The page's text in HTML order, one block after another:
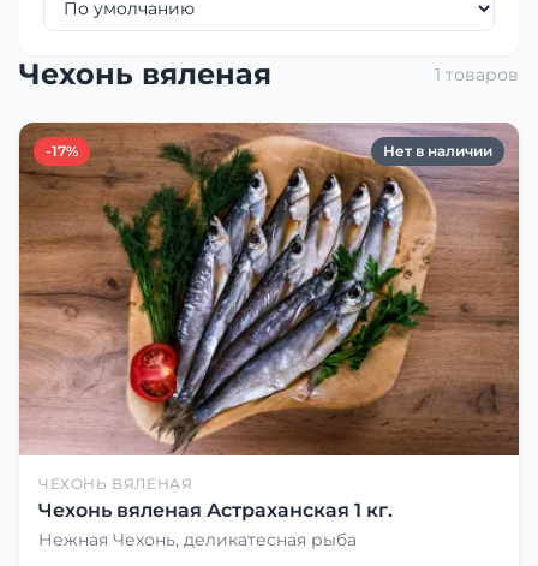
Чехонь вяленая 1 товаров
-17% Нет в наличии
ЧЕХОНЬ ВЯЛЕНАЯ
Чехонь вяленая Астраханская 1 кг.
Нежная Чехонь, деликатесная рыба